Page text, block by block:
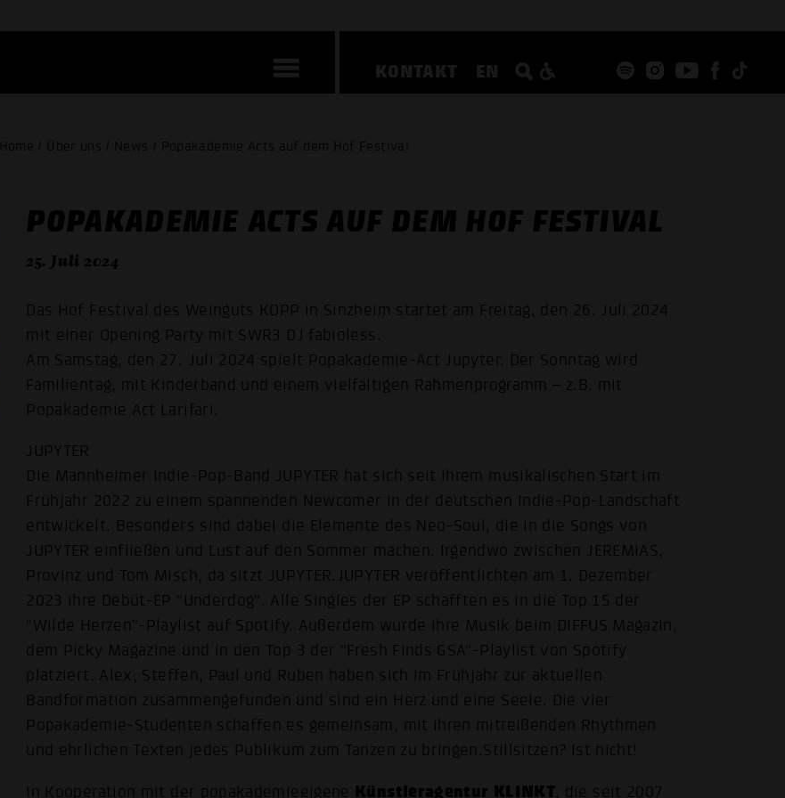
KONTAKT EN
Home / Über uns / News / Popakademie Acts auf dem Hof Festival
POPAKADEMIE ACTS AUF DEM HOF FESTIVAL
25. Juli 2024
Das Hof Festival des Weinguts KOPP in Sinzheim startet am Freitag, den 26. Juli 2024
mit einer Opening Party mit SWR3 DJ fabioless.
Am Samstag, den 27. Juli 2024 spielt Popakademie-Act Jupyter. Der Sonntag wird
Familientag, mit Kinderband und einem vielfältigen Rahmenprogramm – z.B. mit
Popakademie Act Larifari.
JUPYTER
Die Mannheimer Indie-Pop-Band JUPYTER hat sich seit ihrem musikalischen Start im
Frühjahr 2022 zu einem spannenden Newcomer in der deutschen Indie-Pop-Landschaft
entwickelt. Besonders sind dabei die Elemente des Neo-Soul, die in die Songs von
JUPYTER einfließen und Lust auf den Sommer machen. Irgendwo zwischen JEREMIAS,
Provinz und Tom Misch, da sitzt JUPYTER.JUPYTER veröffentlichten am 1. Dezember
2023 ihre Debüt-EP "Underdog". Alle Singles der EP schafften es in die Top 15 der
"Wilde Herzen"-Playlist auf Spotify. Außerdem wurde ihre Musik beim DIFFUS Magazin,
dem Picky Magazine und in den Top 3 der "Fresh Finds GSA"-Playlist von Spotify
platziert. Alex, Steffen, Paul und Ruben haben sich im Frühjahr zur aktuellen
Bandformation zusammengefunden und sind ein Herz und eine Seele. Die vier
Popakademie-Studenten schaffen es gemeinsam, mit ihren mitreißenden Rhythmen
und ehrlichen Texten jedes Publikum zum Tanzen zu bringen.Stillsitzen? Ist nicht!
In Kooperation mit der popakademieeigene Künstleragentur KLINKT, die seit 2007